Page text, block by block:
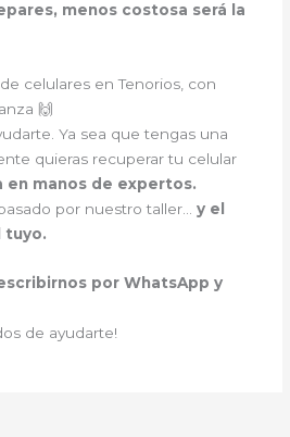
menos costosa será la
celulares en Tenorios, con
🙌
Ya sea que tengas una
quieras recuperar tu celular
en manos de expertos.
por nuestro taller…y el
tuyo.
por WhatsApp y
de ayudarte!